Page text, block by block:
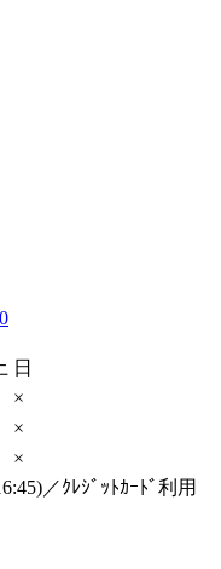
日
×
×
×
／ｸﾚｼﾞｯﾄｶｰﾄﾞ利用